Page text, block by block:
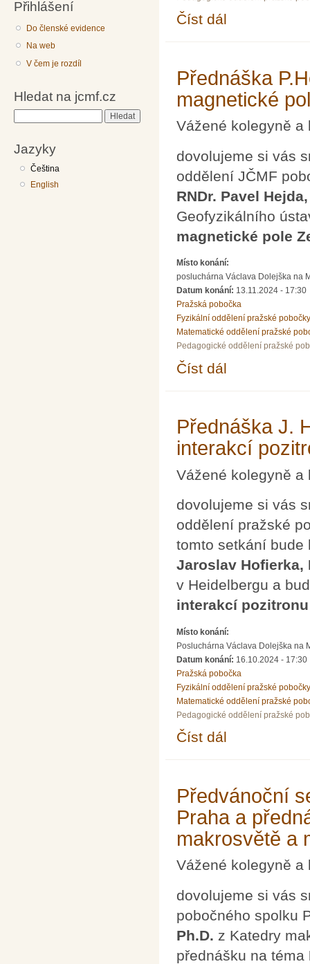
Přihlášení
Do členské evidence
Na web
V čem je rozdíl
Hledat na jcmf.cz
Jazyky
Čeština
English
Číst dál
Přednáška
magnetické
Vážené kolegyně a
dovolujeme si vás
oddělení JČMF
RNDr. Pavel
Geofyzikálního
magnetické pole
Místo konání:
posluchárna Václava Dolejška na
Datum konání: 13.11.2024 - 17:30
Pražská pobočka
Fyzikální oddělení pražské pobočky
Matematické oddělení pražské
Pedagogické oddělení pražské
Číst dál
Přednáška J.
interakcí
Vážené kolegyně a
dovolujeme si vás
oddělení pražské
tomto setkání
Jaroslav Hofierka,
v Heidelbergu a
interakcí
Místo konání:
Posluchárna Václava Dolejška na
Datum konání: 16.10.2024 - 17:30
Pražská pobočka
Fyzikální oddělení pražské pobočky
Matematické oddělení pražské
Pedagogické oddělení pražské
Číst dál
Předvánoční
Praha a
makrosvětě a
Vážené kolegyně a
dovolujeme si vás
pobočného spolku
Ph.D. z Katedry
přednášku na téma